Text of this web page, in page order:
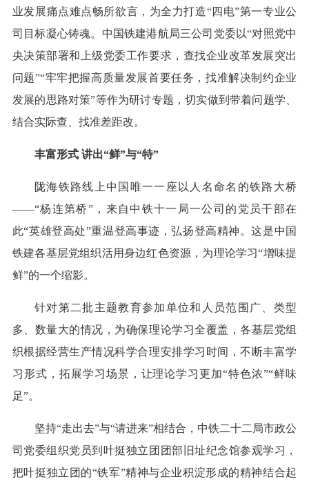
业发展痛点难点畅所欲言，为全力打造“四电”第一专业公
司目标凝心铸魂。中国铁建港航局三公司党委以“对照党中
央决策部署和上级党委工作要求，查找企业改革发展突出
问题”“牢牢把握高质量发展首要任务，找准解决制约企业
发展的思路对策”等作为研讨专题，切实做到带着问题学、
结合实际查、找准差距改。
丰富形式 讲出“鲜”与“特”
陇海铁路线上中国唯一一座以人名命名的铁路大桥
——“杨连第桥”，来自中铁十一局一公司的党员干部在
此“英雄登高处”重温登高事迹，弘扬登高精神。这是中国
铁建各基层党组织活用身边红色资源，为理论学习“增味提
鲜”的一个缩影。
针对第二批主题教育参加单位和人员范围广、类型
多、数量大的情况，为确保理论学习全覆盖，各基层党组
织根据经营生产情况科学合理安排学习时间，不断丰富学
习形式，拓展学习场景，让理论学习更加“特色浓”“鲜味
足”。
坚持“走出去”与“请进来”相结合，中铁二十二局市政公
司党委组织党员到叶挺独立团团部旧址纪念馆参观学习，
把叶挺独立团的“铁军”精神与企业积淀形成的精神结合起